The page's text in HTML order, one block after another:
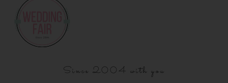
Since 2004 with you